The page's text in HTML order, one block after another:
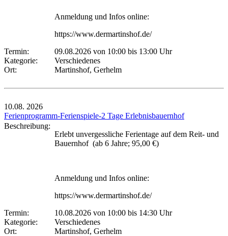
Anmeldung und Infos online:
https://www.dermartinshof.de/
Termin:
09.08.2026 von 10:00 bis 13:00 Uhr
Kategorie:
Verschiedenes
Ort:
Martinshof, Gerhelm
10.08. 2026
Ferienprogramm-Ferienspiele-2 Tage Erlebnisbauernhof
Beschreibung:
Erlebt unvergessliche Ferientage auf dem Reit- und
Bauernhof (ab 6 Jahre; 95,00 €)
Anmeldung und Infos online:
https://www.dermartinshof.de/
Termin:
10.08.2026 von 10:00 bis 14:30 Uhr
Kategorie:
Verschiedenes
Ort:
Martinshof, Gerhelm